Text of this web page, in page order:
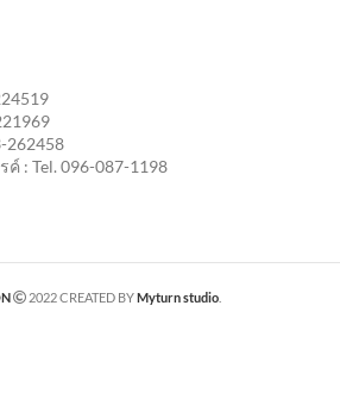
262458
: Tel. 096-087-1198
2022 CREATED BYMyturn studio